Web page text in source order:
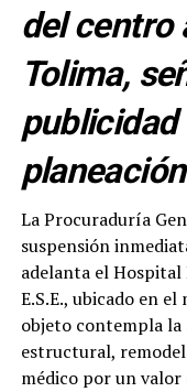
del centro
Tolima,
La Procuraduría
suspensión
adelanta el Hospital
E.S.E., ubicado en
objeto contempla
estructural,
médico por un valor